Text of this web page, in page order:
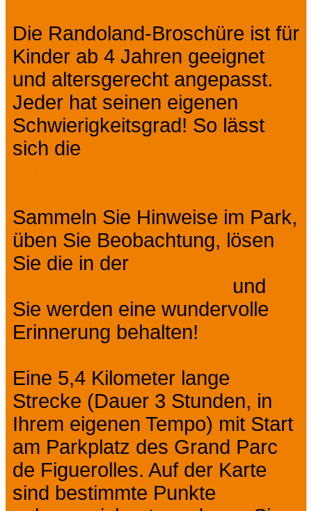
Die Randoland-Broschüre ist für
Kinder ab 4 Jahren geeignet
und altersgerecht angepasst.
Jeder hat seinen eigenen
Schwierigkeitsgrad! So lässt
sich die
Sammeln Sie Hinweise im Park,
üben Sie Beobachtung, lösen
Sie die in der
und
Sie werden eine wundervolle
Erinnerung behalten!
Eine 5,4 Kilometer lange
Strecke (Dauer 3 Stunden, in
Ihrem eigenen Tempo) mit Start
am Parkplatz des Grand Parc
de Figuerolles. Auf der Karte
sind bestimmte Punkte